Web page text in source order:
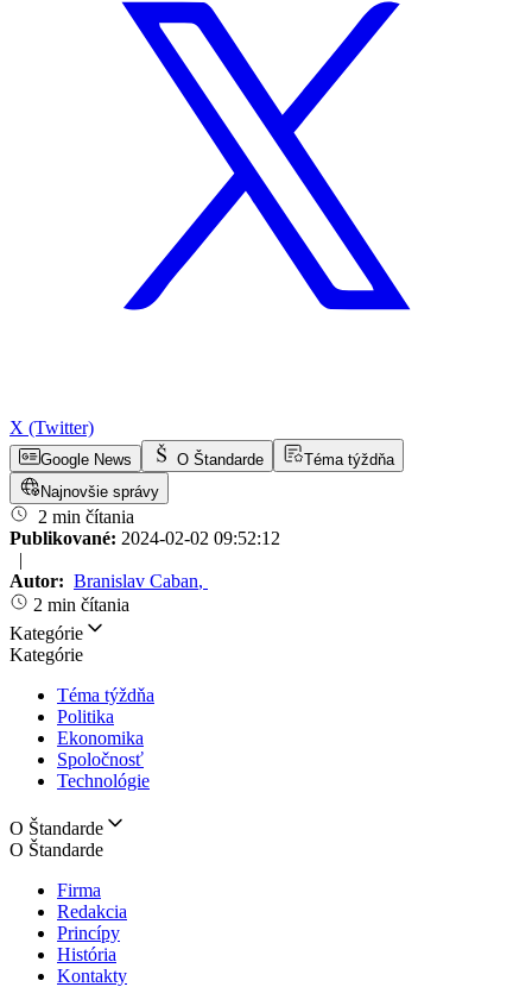
X (Twitter)
Google News O Štandarde
Téma týždňa
Najnovšie správy
2 min čítania
Publikované: 2024-02-02 09:52:12
|
Autor: Branislav Caban,
2 min čítania
Kategórie
Kategórie
Téma týždňa
Politika
Ekonomika
Spoločnosť
Technológie
O Štandarde
O Štandarde
Firma
Redakcia
Princípy
História
Kontakty